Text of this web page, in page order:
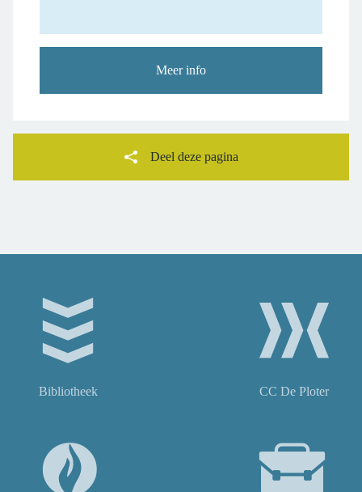
Meer info
Deel deze pagina
FacebookTwitter
Bibliotheek CC De Ploter